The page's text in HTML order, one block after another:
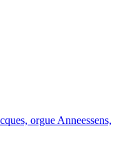
orgue Anneessens,